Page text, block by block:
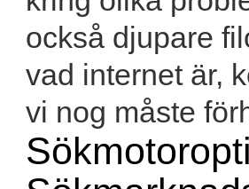
också djupare
vad internet är,
vi nog måste